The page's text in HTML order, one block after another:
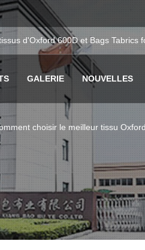
d'Oxford 600Det Bags Tabrics
GALERIE NOUVELLES
choisir le meilleur tissu